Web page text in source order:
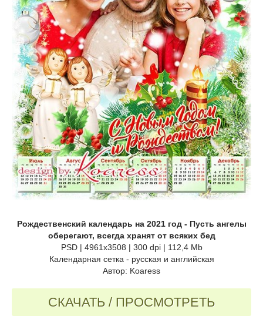
Рождественский календарь на 2021 год - Пусть ангелы
оберегают, всегда хранят от всяких бед
PSD | 4961x3508 | 300 dpi | 112,4 Mb
Календарная сетка - русская и английская
Автор: Koaress
СКАЧАТЬ / ПРОСМОТРЕТЬ